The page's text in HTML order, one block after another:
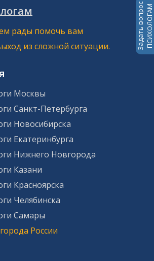
Задать вопросПСИХОЛОГАМ
рады помочь вам
из сложной ситуации.
Москвы
Санкт-Петербурга
Новосибирска
Екатеринбурга
Нижнего Новгорода
Казани
Красноярска
Челябинска
Самары
России